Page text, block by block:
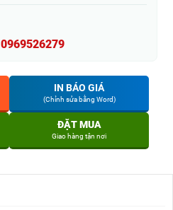
0969526279
IN BÁO GIÁ
(Chỉnh sửa bằng Word)
ĐẶT MUA
Giao hàng tận nơi